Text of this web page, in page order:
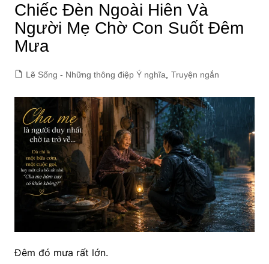
Chiếc Đèn Ngoài Hiên Và
Người Mẹ Chờ Con Suốt Đêm
Mưa
Lẽ Sống - Những thông điệp Ý nghĩa Truyện ngắn
Đêm đó mưa rất lớn.